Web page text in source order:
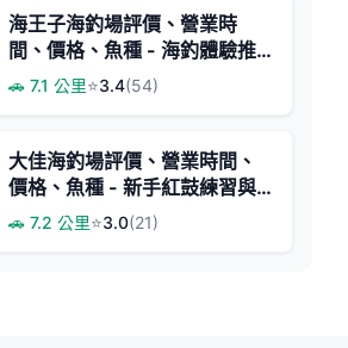
海王子海釣場評價、營業時
間、價格、魚種 - 海釣體驗推
🚗 7.1 公里⭐3.4(54)
大佳海釣場評價、營業時間、
價格、魚種 - 新手紅鼓練習與
龍膽挑戰
🚗 7.2 公里⭐3.0(21)